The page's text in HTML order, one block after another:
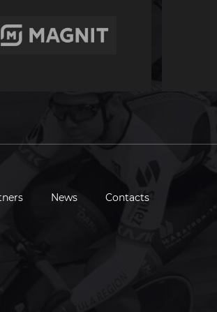
News Contacts